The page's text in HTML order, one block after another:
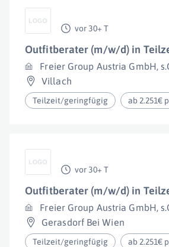
vor 30+ T
Outfitberater (m/w/d) in
Freier Group Austria GmbH,
Villach
Teilzeit/geringfügig ab 2.251€
vor 30+ T
Outfitberater (m/w/d) in
Freier Group Austria GmbH,
Gerasdorf Bei Wien
Teilzeit/geringfügig ab 2.251€